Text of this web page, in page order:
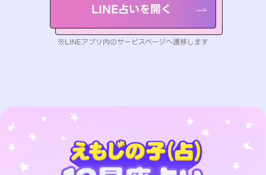
LINE占いを開く
※LINEアプリ内のサービスページへ遷移します